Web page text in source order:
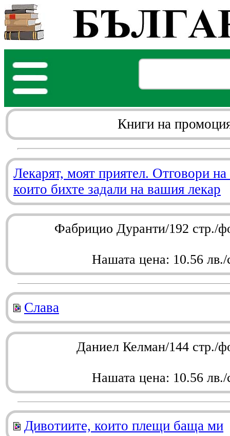
Книги на
Лекарят, моят приятел. Отговори
които бихте задали на вашия лекар
Фабрицио Дуранти/192 стр./
Нашата цена: 10.56 лв./
Слава
Даниел Келман/144 стр./
Нашата цена: 10.56 лв./
Дивотиите, които плещи баща ми